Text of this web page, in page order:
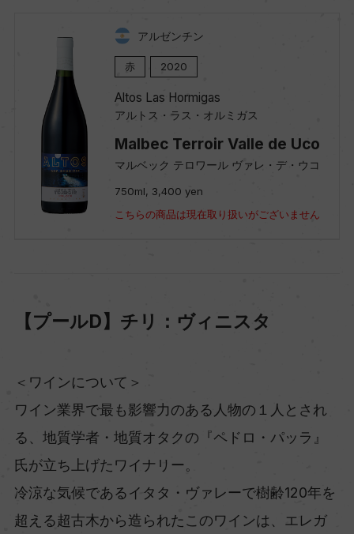
アルゼンチン
赤 2020
Altos Las Hormigas
アルトス・ラス・オルミガス
Malbec Terroir Valle de Uco
マルベック テロワール ヴァレ・デ・ウコ
750ml, 3,400 yen
こちらの商品は現在取り扱いがございません
【プールD】チリ：ヴィニスタ
＜ワインについて＞
ワイン業界で最も影響力のある人物の１人とされ
る、地質学者・地質オタクの『ペドロ・パッラ』
氏が立ち上げたワイナリー。
冷涼な気候であるイタタ・ヴァレーで樹齢120年を
超える超古木から造られたこのワインは、エレガ